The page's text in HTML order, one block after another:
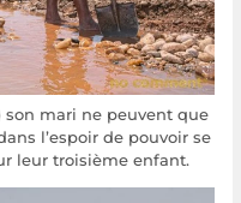
son mari ne peuvent que
l’espoir de pouvoir se
leur troisième enfant.